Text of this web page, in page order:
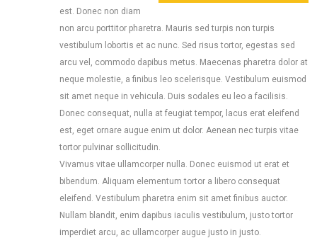
est. Donec non diam
non arcu porttitor pharetra. Mauris sed turpis non turpis
vestibulum lobortis et ac nunc. Sed risus tortor, egestas sed
arcu vel, commodo dapibus metus. Maecenas pharetra dolor at
neque molestie, a finibus leo scelerisque. Vestibulum euismod
sit amet neque in vehicula. Duis sodales eu leo a facilisis.
Donec consequat, nulla at feugiat tempor, lacus erat eleifend
est, eget ornare augue enim ut dolor. Aenean nec turpis vitae
tortor pulvinar sollicitudin.
Vivamus vitae ullamcorper nulla. Donec euismod ut erat et
bibendum. Aliquam elementum tortor a libero consequat
eleifend. Vestibulum pharetra enim sit amet finibus auctor.
Nullam blandit, enim dapibus iaculis vestibulum, justo tortor
imperdiet arcu, ac ullamcorper augue justo in justo.